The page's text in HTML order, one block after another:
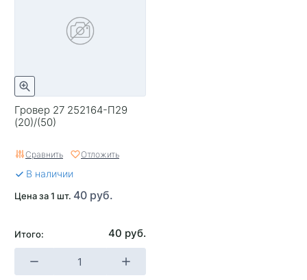
Гровер 27 252164-П29
(20)/(50)
Сравнить Отложить
В наличии
Цена за 1 шт. 40 руб.
Итого: 40 руб.